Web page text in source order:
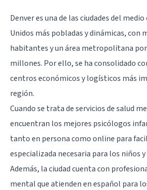
Denver es una de las ciudades del
Unidos más pobladas y dinámicas, con
habitantes y un área metropolitana
millones. Por ello, se ha consolidado
centros económicos y logísticos más
región.
Cuando se trata de servicios de salud
encuentran los mejores psicólogos
tanto en persona como online para
especializada necesaria para los niños
Además, la ciudad cuenta con
mental que atienden en español para